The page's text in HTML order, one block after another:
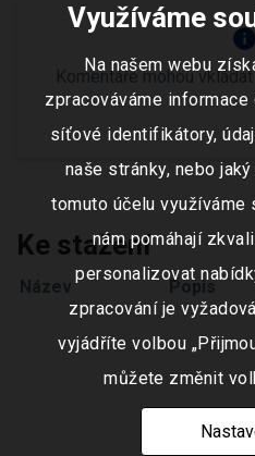
info
Komentáře mohou
Ke stažení
Název Popis
Využíváme
Na našem webu
zpracováváme informace
síťové identifikátory,
naše stránky, nebo
tomuto účelu
nám pomáhají
personalizovat
zpracování je
vyjádříte volbou
můžete změnit